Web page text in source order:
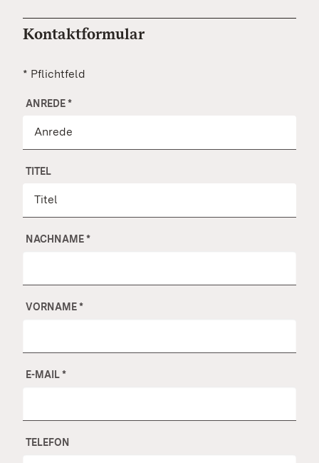
Kontaktformular
* Pflichtfeld
ANREDE*
TITEL
NACHNAME*
VORNAME*
E-MAIL*
TELEFON